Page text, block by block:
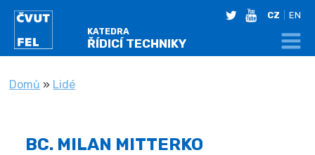
KATEDRA
ŘÍDICÍ TECHNIKY
twitteryoutube
CZ EN
NACHÁZÍTE SE
Domů » Lidé
BC. MILAN MITTERKO